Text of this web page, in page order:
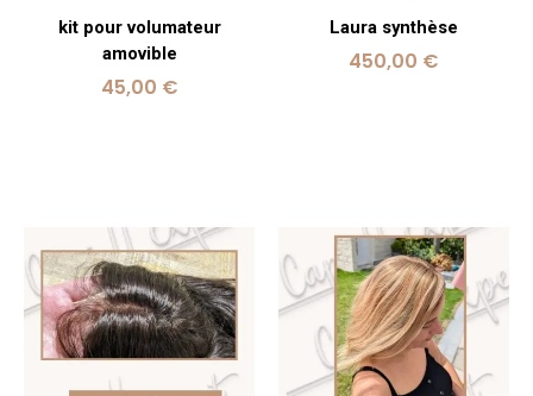
kit pour volumateur
amovible
45,00 €
Laura synthèse
450,00 €